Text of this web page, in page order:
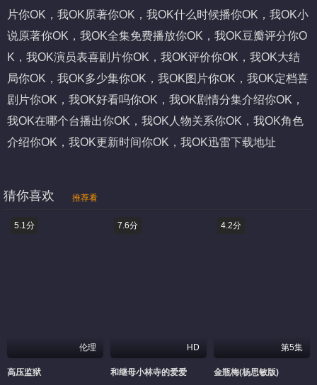
片你OK，我OK原著你OK，我OK什么时候播你OK，我OK小
说原著你OK，我OK全集免费播放你OK，我OK豆瓣评分你O
K，我OK演员表喜剧片你OK，我OK评价你OK，我OK大结
局你OK，我OK多少集你OK，我OK图片你OK，我OK定档喜
剧片你OK，我OK好看吗你OK，我OK剧情分集介绍你OK，
我OK在哪个台播出你OK，我OK人物关系你OK，我OK角色
介绍你OK，我OK更新时间你OK，我OK迅雷下载地址
猜你喜欢 推荐看
5.1分
伦理
高压监狱
7.6分
HD
和继母小林寺的爱爱
4.2分
第5集
金瓶梅(杨思敏版)